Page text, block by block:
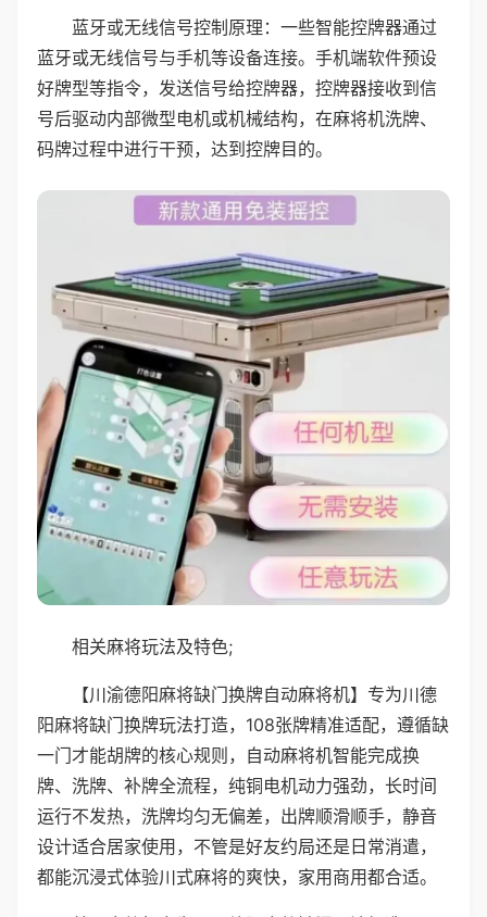
蓝牙或无线信号控制原理：一些智能控牌器通过
蓝牙或无线信号与手机等设备连接。手机端软件预设
好牌型等指令，发送信号给控牌器，控牌器接收到信
号后驱动内部微型电机或机械结构，在麻将机洗牌、
码牌过程中进行干预，达到控牌目的。
相关麻将玩法及特色;
【川渝德阳麻将缺门换牌自动麻将机】专为川德
阳麻将缺门换牌玩法打造，108张牌精准适配，遵循缺
一门才能胡牌的核心规则，自动麻将机智能完成换
牌、洗牌、补牌全流程，纯铜电机动力强劲，长时间
运行不发热，洗牌均匀无偏差，出牌顺滑顺手，静音
设计适合居家使用，不管是好友约局还是日常消遣，
都能沉浸式体验川式麻将的爽快，家用商用都合适。